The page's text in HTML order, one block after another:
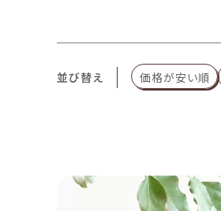
並び替え 価格が安い順